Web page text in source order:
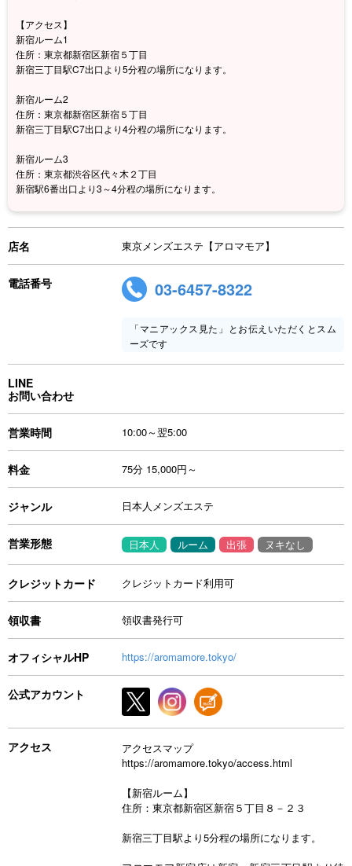
【アクセス】
新宿ルーム1
住所：東京都新宿区新宿５丁目
新宿三丁目駅C7出口より5分程の場所になります。
新宿ルーム2
住所：東京都新宿区新宿５丁目
新宿三丁目駅C7出口より4分程の場所になります。
新宿ルーム3
住所：東京都渋谷区代々木２丁目
新宿駅6番出口より3～4分程の場所になります。
店名 東京メンズエステ【アロマモア】
電話番号 03-6457-8322
「マニアックス見た」とお伝えいただくとスム
ーズです
LINE
お問い合わせ
営業時間 10:00～翌5:00
料金 75分 15,000円～
ジャンル 日本人メンズエステ
営業形態 日本人 ルーム 出張 ヌキなし
クレジットカード クレジットカード利用可
領収書 領収書発行可
オフィシャルHP https://aromamore.tokyo/
公式アカウント
アクセス
アクセスマップ
https://aromamore.tokyo/access.html
【新宿ルーム】
住所：東京都新宿区新宿５丁目８－２３
新宿三丁目駅より5分程の場所になります。